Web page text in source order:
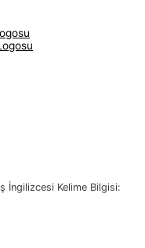
İngilizcesi Kelime Bilgisi: